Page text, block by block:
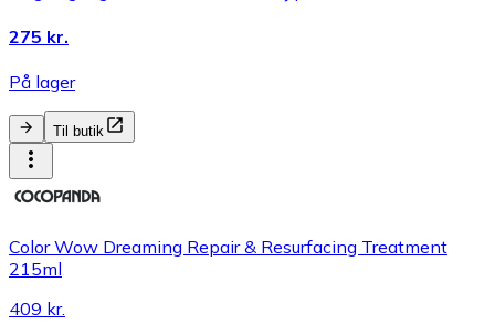
275 kr.
På lager
Til butik
Color Wow Dreaming Repair & Resurfacing Treatment
215ml
409 kr.